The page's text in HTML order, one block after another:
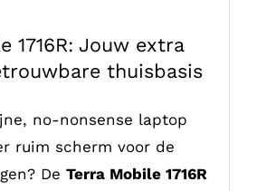
1716R: Jouw extra
thuisbasis
no-nonsense laptop
ruim scherm voor de
De Terra Mobile 1716R